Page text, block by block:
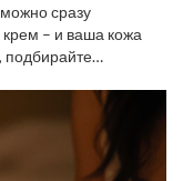
сразу
– и ваша кожа
подбирайте